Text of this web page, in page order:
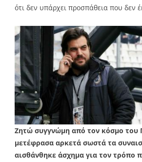
ότι δεν υπάρχει προσπάθεια που δεν
Ζητώ συγγνώμη από τον κόσμο του
μετέφρασα αρκετά σωστά τα
αισθάνθηκε άσχημα για τον τρόπο